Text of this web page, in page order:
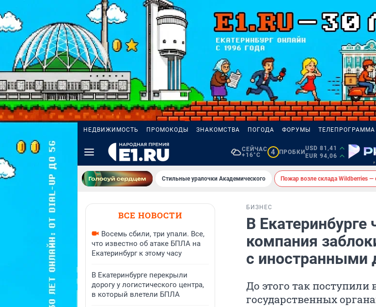
НЕДВИЖИМОСТЬ ПРОМОКОДЫ ЗНАКОМСТВА ПОГОДА ФОРУМЫ ТЕЛЕПРОГРАММА
СЕЙЧАС
+16°C
4 ПРОБКИ
USD 81,41
EUR 94,06
Стильные уралочки Академического Пожар возле склада Wildberries —
ВСЕ НОВОСТИ
Восемь сбили, три упали. Все,
что известно об атаке БПЛА на
Екатеринбург к этому часу
В Екатеринбурге перекрыли
дорогу у логистического центра,
в который влетели БПЛА
БИЗНЕС
В Екатеринбурге
компания
с иностранными
До этого так поступили
государственных